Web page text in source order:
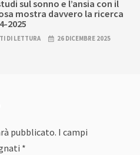
sul sonno e l’ansia con il
mostra davvero la ricerca
2025
DI LETTURA 26 DICEMBRE 2025
pubblicato. I campi
*